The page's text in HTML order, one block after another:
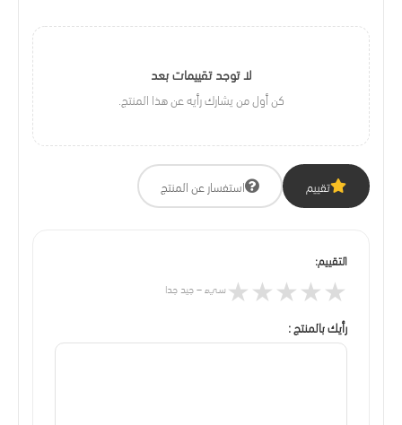
لا توجد تقييمات بعد
كن أول من يشارك رأيه عن هذا المنتج.
تقييم استفسار عن المنتج
التقييم:
★★★★★ سيء – جيد جدا
رأيك بالمنتج :